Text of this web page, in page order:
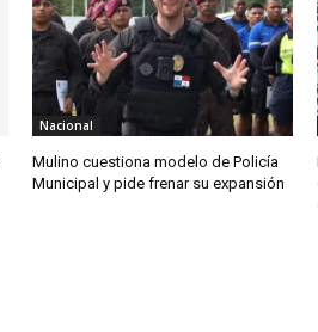
Nacional
Mulino cuestiona modelo de Policía
Municipal y pide frenar su expansión